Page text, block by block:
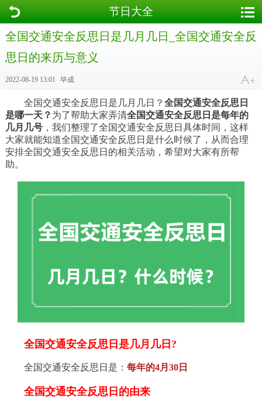
节日大全
全国交通安全反思日是几月几日_全国交通安全反
思日的来历与意义
2022-08-19 13:01 毕成
全国交通安全反思日是几月几日？ 全国交通安全反思日
是哪一天？ 为了帮助大家弄清全国交通安全反思日是每年的
几月几号，我们整理了全国交通安全反思日具体时间，这样
大家就能知道全国交通安全反思日是什么时候了，从而合理
安排全国交通安全反思日的相关活动，希望对大家有所帮
助。
全国交通安全反思日是几月几日?
全国交通安全反思日是： 每年的4月30日
全国交通安全反思日的由来